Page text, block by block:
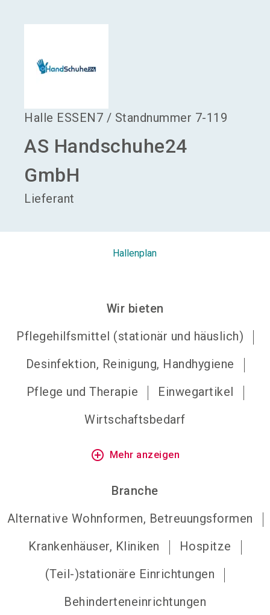
Halle ESSEN7 / Standnummer 7-119
AS Handschuhe24
GmbH
Lieferant
Hallenplan
Wir bieten
Pflegehilfsmittel (stationär und häuslich)
Desinfektion, Reinigung, Handhygiene
Pflege und Therapie
Einwegartikel
Wirtschaftsbedarf
add_circle_outline Mehr anzeigen
Branche
Alternative Wohnformen, Betreuungsformen
Krankenhäuser, Kliniken
Hospitze
(Teil-)stationäre Einrichtungen
Behinderteneinrichtungen